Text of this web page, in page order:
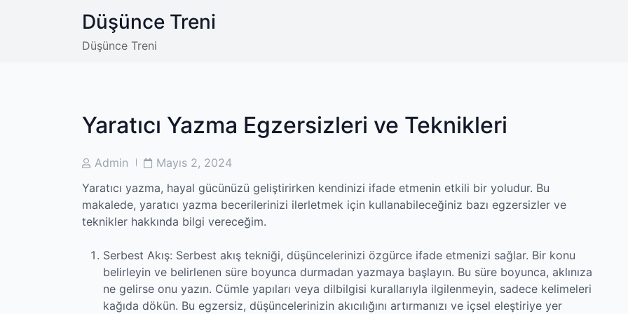
Düşünce Treni
Düşünce Treni
Yaratıcı Yazma Egzersizleri ve Teknikleri
PostAdmin
PostMayıs 2, 2024
Yaratıcı yazma, hayal gücünüzü geliştirirken kendinizi ifade etmenin etkili bir yoludur. Bu
makalede, yaratıcı yazma becerilerinizi ilerletmek için kullanabileceğiniz bazı egzersizler ve
teknikler hakkında bilgi vereceğim.
Serbest Akış: Serbest akış tekniği, düşüncelerinizi özgürce ifade etmenizi sağlar. Bir konu
belirleyin ve belirlenen süre boyunca durmadan yazmaya başlayın. Bu süre boyunca, aklınıza
ne gelirse onu yazın. Cümle yapıları veya dilbilgisi kurallarıyla ilgilenmeyin, sadece kelimeleri
kağıda dökün. Bu egzersiz, düşüncelerinizin akıcılığını artırmanızı ve içsel eleştiriye yer